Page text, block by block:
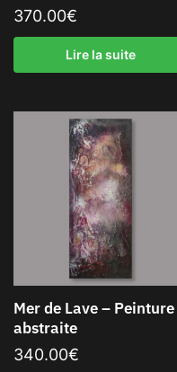
370.00€
Lire la suite
Mer de Lave – Peinture
abstraite
340.00€